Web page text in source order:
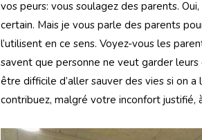
vos peurs: vous soulagez des parents.
certain. Mais je vous parle des parents
l’utilisent en ce sens. Voyez-vous les
savent que personne ne veut garder
être difficile d’aller sauver des vies si on
contribuez, malgré votre inconfort justifié,